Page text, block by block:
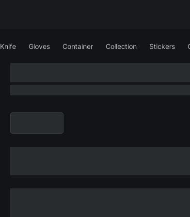
Knife Gloves Container Collection Stickers